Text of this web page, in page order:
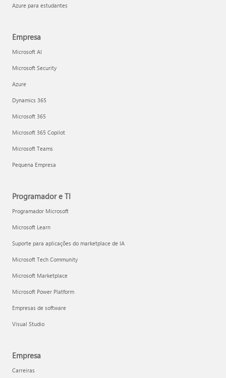
Azure para estudantes
Empresa
Microsoft AI
Microsoft Security
Azure
Dynamics 365
Microsoft 365
Microsoft 365 Copilot
Microsoft Teams
Pequena Empresa
Programador e TI
Programador Microsoft
Microsoft Learn
Suporte para aplicações do marketplace de IA
Microsoft Tech Community
Microsoft Marketplace
Microsoft Power Platform
Empresas de software
Visual Studio
Empresa
Carreiras